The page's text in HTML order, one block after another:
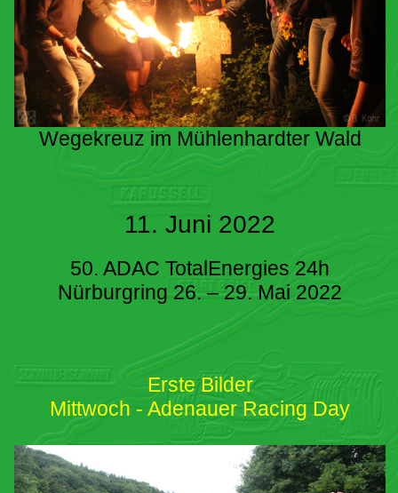
Wegekreuz im Mühlenhardter Wald
11. Juni 2022
50. ADAC TotalEnergies 24h
Nürburgring 26. – 29. Mai 2022
Erste Bilder
Mittwoch - Adenauer Racing Day